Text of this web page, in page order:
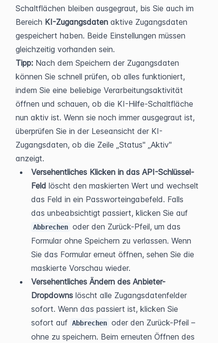
Schaltflächen bleiben ausgegraut, bis Sie auch im
Bereich KI-Zugangsdaten aktive Zugangsdaten
gespeichert haben. Beide Einstellungen müssen
gleichzeitig vorhanden sein.
Tipp: Nach dem Speichern der Zugangsdaten
können Sie schnell prüfen, ob alles funktioniert,
indem Sie eine beliebige Verarbeitungsaktivität
öffnen und schauen, ob die KI-Hilfe-Schaltfläche
nun aktiv ist. Wenn sie noch immer ausgegraut ist,
überprüfen Sie in der Leseansicht der KI-
Zugangsdaten, ob die Zeile „Status" „Aktiv"
anzeigt.
Versehentliches Klicken in das API-Schlüssel-
Feld löscht den maskierten Wert und wechselt
das Feld in ein Passworteingabefeld. Falls
Abbrechen oder den Zurück-Pfeil, um das
Formular ohne Speichern zu verlassen. Wenn
Sie das Formular erneut öffnen, sehen Sie die
maskierte Vorschau wieder.
Versehentliches Ändern des Anbieter-
Dropdowns löscht alle Zugangsdatenfelder
sofort. Wenn das passiert ist, klicken Sie
sofort auf Abbrechen oder den Zurück-Pfeil –
ohne zu speichern. Beim erneuten Öffnen des